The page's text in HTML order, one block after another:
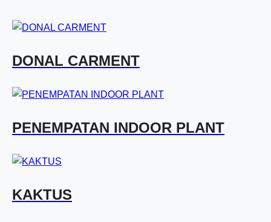
DONAL CARMENT
PENEMPATAN INDOOR PLANT
KAKTUS